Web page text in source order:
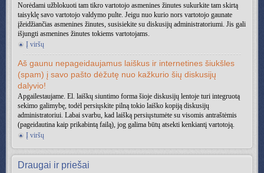
Norėdami užblokuoti tam tikro vartotojo asmenines žinutes sukurkite tam skirtą
taisyklę savo vartotojo valdymo pulte. Jeigu nuo kurio nors vartotojo gaunate
įžeidžiančias asmenines žinutes, susisiekite su diskusijų administratoriumi. Jis gali
išjungti asmenines žinutes tokiems vartotojams.
Į viršų
Aš gaunu nepageidaujamus laiškus ir internetines šiukšles
(spam) į savo pašto dėžutę nuo kažkurio šių diskusijų
dalyvio!
Apgailestaujame. El. laiškų siuntimo forma šioje diskusijų lentoje turi integruotą
sekimo galimybę, todėl persiųskite pilną tokio laiško kopiją diskusijų
administratoriui. Labai svarbu, kad laišką persiųstumėte su visomis antraštėmis
(pageidautina kaip prikabintą failą), jog galima būtų atsekti kenkiantį vartotoją.
Į viršų
Draugai ir priešai